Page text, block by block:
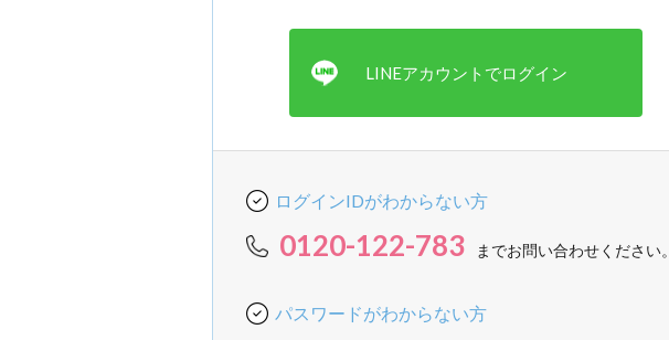
ログインIDがわからない方
0120-122-783 までお問い合わせください。
パスワードがわからない方